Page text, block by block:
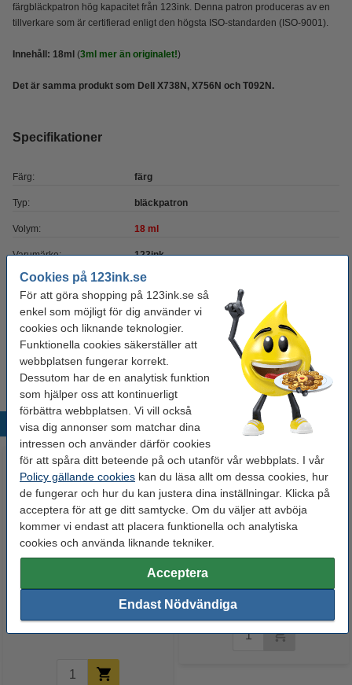
Cookies på 123ink.se
För att göra shopping på 123ink.se så
enkel som möjligt för dig använder vi
cookies och liknande teknologier.
Funktionella cookies säkerställer att
webbplatsen fungerar korrekt.
Dessutom har de en analytisk funktion
som hjälper oss att kontinuerligt
förbättra webbplatsen. Vi vill också
visa dig annonser som matchar dina
intressen och använder därför cookies
för att spåra ditt beteende på och utanför vår webbplats. I vår
Policy gällande cookies kan du läsa allt om dessa cookies, hur
de fungerar och hur du kan justera dina inställningar. Klicka på
acceptera för att ge ditt samtycke. Om du väljer att avböja
kommer vi endast att placera funktionella och analytiska
cookies och använda liknande tekniker.
Acceptera
Endast Nödvändiga
färgbläckpatron hög kapacitet från 123ink. Denna patron produceras av en
tillverkare som är certifierad enligt den högsta ISO-standarden (ISO-9001).
Innehåll: 18ml (3ml mer än originalet!)
Det är samma produkt som Dell X738N, X756N och T092N.
Specifikationer
Färg: färg
Typ: bläckpatron
Volym: 18 ml
Varumärke: 123ink
Vårt artikelnr: 019159
Nummer: 592-11393
Tips
Vi råder er att beställa denna produkt istället för originalprodukten!
Populära produkter
Dell Series 22/592-11327 svart
bläckpatron hög kapacitet
(varumärket 123ink)
Dell Series 22/592-11327 svart
bläckpatron hög kapacitet